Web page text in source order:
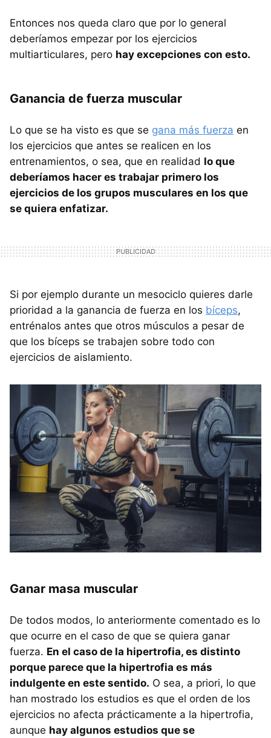
Entonces nos queda claro que por lo general
deberíamos empezar por los ejercicios
multiarticulares, pero hay excepciones con esto.
Ganancia de fuerza muscular
Lo que se ha visto es que se gana más fuerza en
los ejercicios que antes se realicen en los
entrenamientos, o sea, que en realidad lo que
deberíamos hacer es trabajar primero los
ejercicios de los grupos musculares en los que
se quiera enfatizar.
Si por ejemplo durante un mesociclo quieres darle
prioridad a la ganancia de fuerza en los bíceps,
entrénalos antes que otros músculos a pesar de
que los bíceps se trabajen sobre todo con
ejercicios de aislamiento.
Ganar masa muscular
De todos modos, lo anteriormente comentado es lo
que ocurre en el caso de que se quiera ganar
fuerza. En el caso de la hipertrofia, es distinto
porque parece que la hipertrofia es más
indulgente en este sentido. O sea, a priori, lo que
han mostrado los estudios es que el orden de los
ejercicios no afecta prácticamente a la hipertrofia,
aunque hay algunos estudios que se